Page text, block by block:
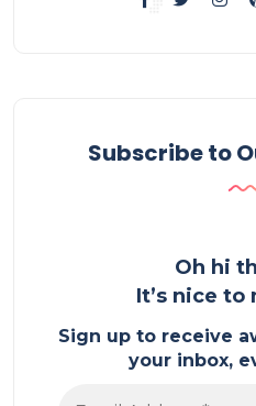
Subscribe to
Oh hi
It’s nice to
Sign up to receive
your inbox,